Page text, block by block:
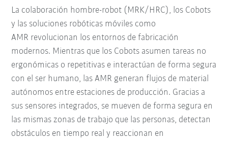
La colaboración hombre-robot (MRK/HRC), los Cobots
y las soluciones robóticas móviles como
AMR revolucionan los entornos de fabricación
modernos. Mientras que los Cobots asumen tareas no
ergonómicas o repetitivas e interactúan de forma segura
con el ser humano, las AMR generan flujos de material
autónomos entre estaciones de producción. Gracias a
sus sensores integrados, se mueven de forma segura en
las mismas zonas de trabajo que las personas, detectan
obstáculos en tiempo real y reaccionan en